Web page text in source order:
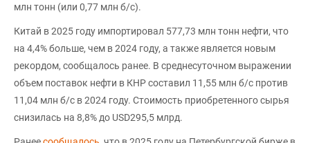
млн тонн (или 0,77 млн б/с).
Китай в 2025 году импортировал 577,73 млн тонн нефти, что
на 4,4% больше, чем в 2024 году, а также является новым
рекордом, сообщалось ранее. В среднесуточном выражении
объем поставок нефти в КНР составил 11,55 млн б/с против
11,04 млн б/с в 2024 году. Стоимость приобретенного сырья
снизилась на 8,8% до USD295,5 млрд.